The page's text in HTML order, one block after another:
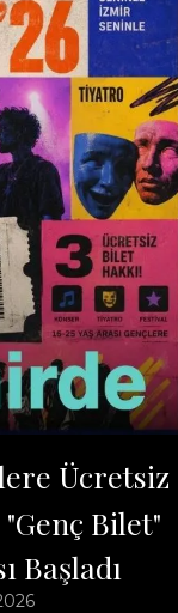
Ücretsiz
"Genç Bilet"
Başladı